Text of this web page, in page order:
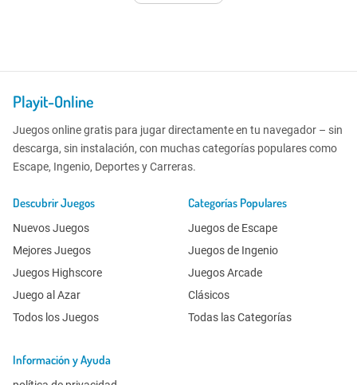
Playit-Online
Juegos online gratis para jugar directamente en tu navegador – sin
descarga, sin instalación, con muchas categorías populares como
Escape, Ingenio, Deportes y Carreras.
Descubrir Juegos
Nuevos Juegos
Mejores Juegos
Juegos Highscore
Juego al Azar
Todos los Juegos
Categorías Populares
Juegos de Escape
Juegos de Ingenio
Juegos Arcade
Clásicos
Todas las Categorías
Información y Ayuda